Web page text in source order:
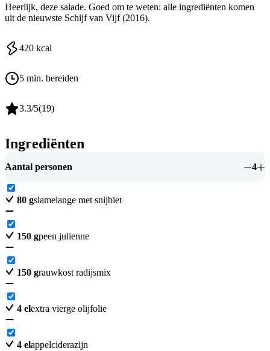
Heerlijk, deze salade. Goed om te weten: alle ingrediënten komen
uit de nieuwste Schijf van Vijf (2016).
420 kcal
5 min. bereiden
3.3/5(19)
Ingrediënten
Aantal personen 4
80 gslamelange met snijbiet
150 gpeen julienne
150 grauwkost radijsmix
4 elextra vierge olijfolie
4 elappelciderazijn